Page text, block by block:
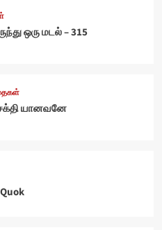
ஒரு மடல் – 315
யானவனே